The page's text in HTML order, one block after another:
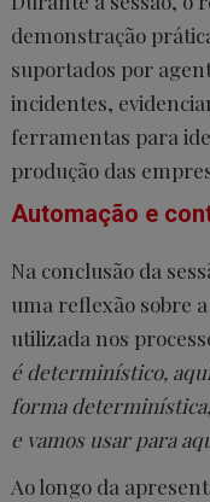
demonstração
suportados por
incidentes,
ferramentas para
produção das
Automação e
Na conclusão da
uma reflexão sobre
utilizada nos
é determinístico,
forma
e vamos usar para
Ao longo da